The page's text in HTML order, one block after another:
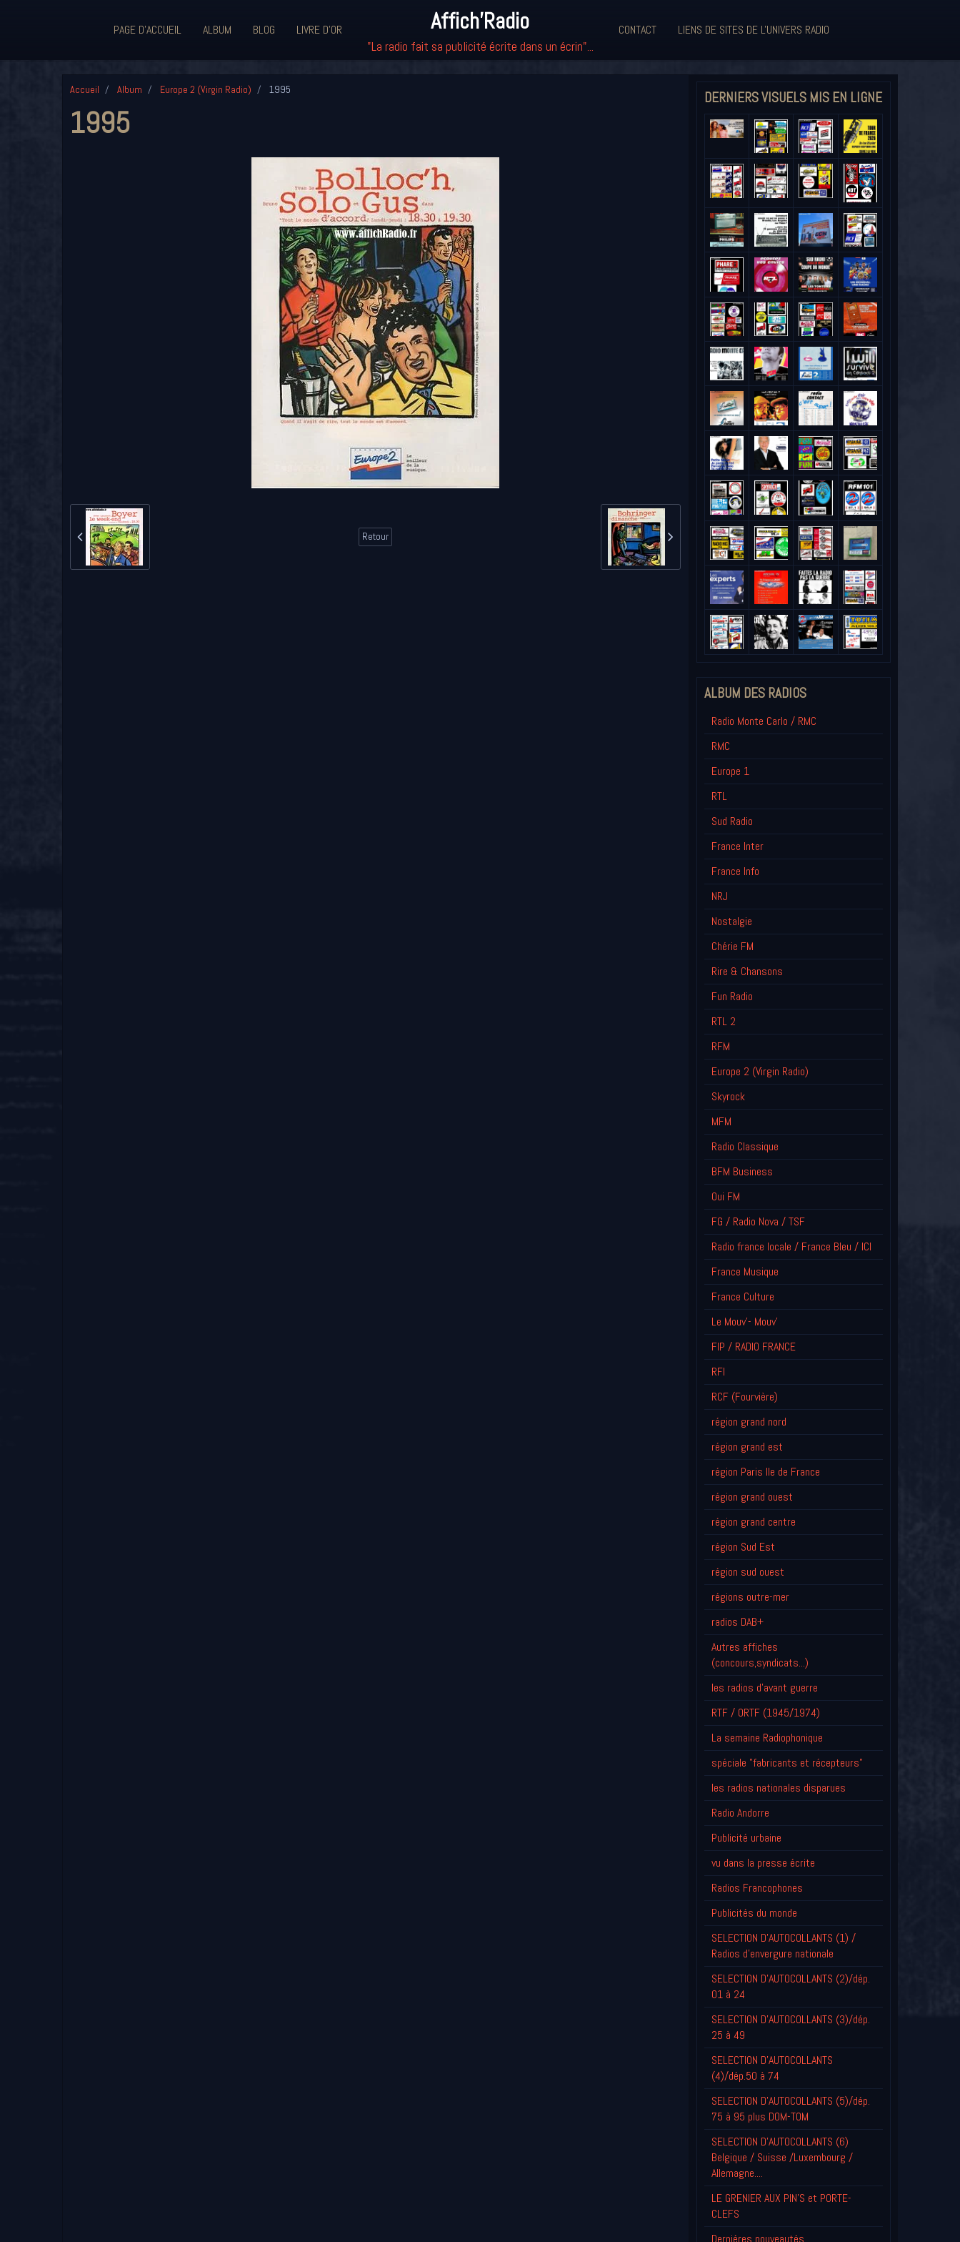
PAGE D'ACCUEIL ALBUM BLOG LIVRE D'OR Affich'Radio
"La radio fait sa publicité écrite dans un écrin"...
CONTACT LIENS DE SITES DE L'UNIVERS RADIO
Accueil Album Europe 2 (Virgin Radio) 1995
1995
Retour
DERNIERS VISUELS MIS EN LIGNE
ALBUM DES RADIOS
Radio Monte Carlo / RMC
RMC
Europe 1
RTL
Sud Radio
France Inter
France Info
NRJ
Nostalgie
Chérie FM
Rire & Chansons
Fun Radio
RTL 2
RFM
Europe 2 (Virgin Radio)
Skyrock
MFM
Radio Classique
BFM Business
Oui FM
FG / Radio Nova / TSF
Radio france locale / France Bleu / ICI
France Musique
France Culture
Le Mouv'- Mouv'
FIP / RADIO FRANCE
RFI
RCF (Fourvière)
région grand nord
région grand est
région Paris Ile de France
région grand ouest
région grand centre
région Sud Est
région sud ouest
régions outre-mer
radios DAB+
Autres affiches
(concours,syndicats...)
les radios d'avant guerre
RTF / ORTF (1945/1974)
La semaine Radiophonique
spéciale "fabricants et récepteurs"
les radios nationales disparues
Radio Andorre
Publicité urbaine
vu dans la presse écrite
Radios Francophones
Publicités du monde
SELECTION D'AUTOCOLLANTS (1) /
Radios d'envergure nationale
SELECTION D'AUTOCOLLANTS (2)/dép.
01 à 24
SELECTION D'AUTOCOLLANTS (3)/dép.
25 à 49
SELECTION D'AUTOCOLLANTS
(4)/dép.50 à 74
SELECTION D'AUTOCOLLANTS (5)/dép.
75 à 95 plus DOM-TOM
SELECTION D'AUTOCOLLANTS (6)
Belgique / Suisse /Luxembourg /
Allemagne....
LE GRENIER AUX PIN'S et PORTE-
CLEFS
Derniéres nouveautés